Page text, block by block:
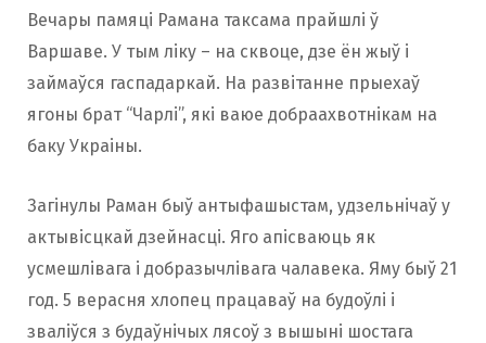
Вечары памяці Рамана таксама прайшлі ў
Варшаве. У тым ліку – на сквоце, дзе ён жыў і
займаўся гаспадаркай. На развітанне прыехаў
ягоны брат “Чарлі”, які ваюе добраахвотнікам на
баку Украіны.
Загінулы Раман быў антыфашыстам, удзельнічаў у
актывісцкай дзейнасці. Яго апісваюць як
усмешлівага і добразычлівага чалавека. Яму быў 21
год. 5 верасня хлопец працаваў на будоўлі і
зваліўся з будаўнічых лясоў з вышыні шостага